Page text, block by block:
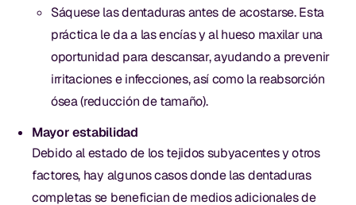
Sáquese las dentaduras antes de acostarse. Esta
práctica le da a las encías y al hueso maxilar una
oportunidad para descansar, ayudando a prevenir
irritaciones e infecciones, así como la reabsorción
ósea (reducción de tamaño).
Mayor estabilidad
Debido al estado de los tejidos subyacentes y otros
factores, hay algunos casos donde las dentaduras
completas se benefician de medios adicionales de